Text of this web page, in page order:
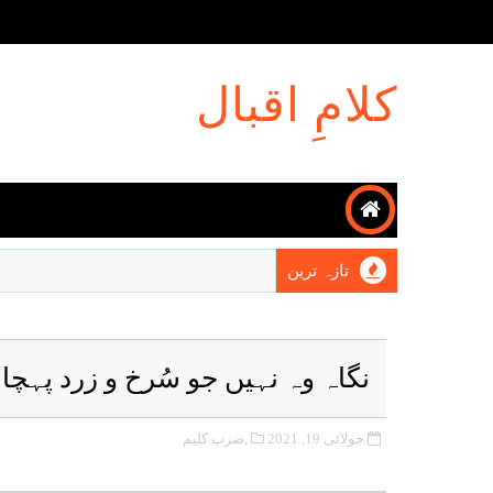
کلامِ اقبال
تازہ ترین
نگاہ وہ نہیں جو سُرخ و زرد
جولائی 19, 2021 ,ضرب کلیم